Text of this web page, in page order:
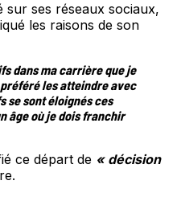
sur ses réseaux sociaux,
les raisons de son
dans ma carrière que je
les atteindre avec
se sont éloignés ces
âge où je dois franchir
ce départ de « décision